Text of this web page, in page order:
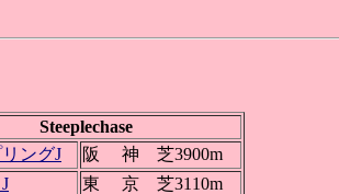
Steeplechase
ングJ
阪 神 芝3900m
東 京 芝3110m